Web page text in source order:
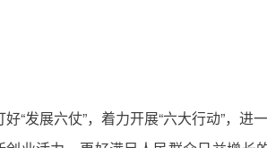
发展六仗”，着力开展“六大行动”，进